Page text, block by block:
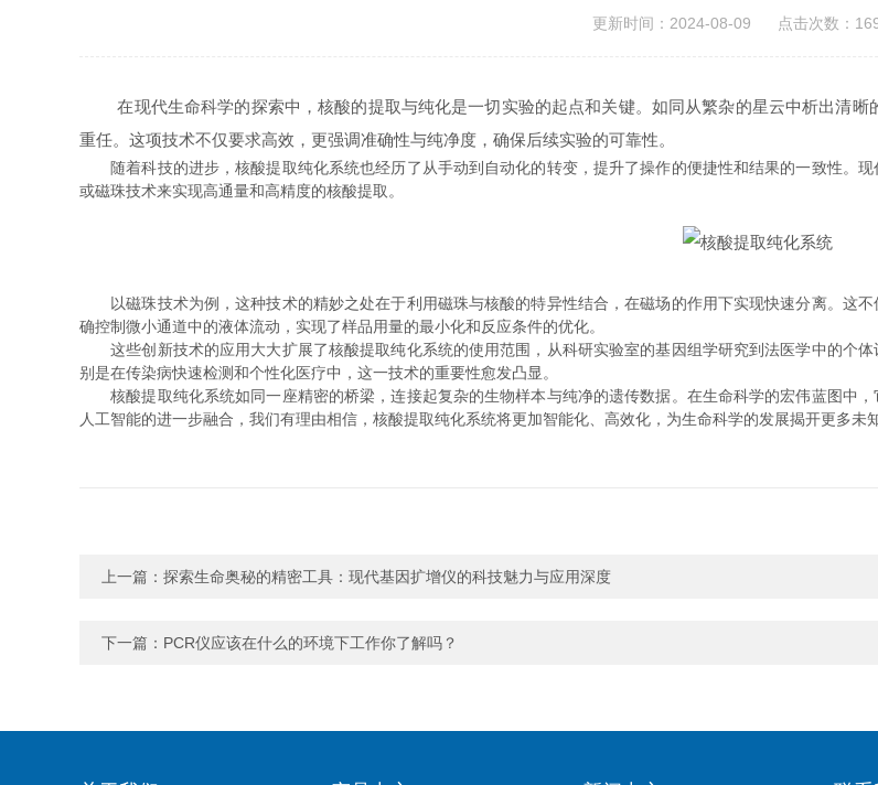
更新时间：2024-08-09 点击次数：
在现代生命科学的探索中，核酸的提取与纯化是一切实验的起点和关键。如同从繁杂的星云中析出清晰
重任。这项技术不仅要求高效，更强调准确性与纯净度，确保后续实验的可靠性。
随着科技的进步，核酸提取纯化系统也经历了从手动到自动化的转变，提升了操作的便捷性和结果的一致性。现
或磁珠技术来实现高通量和高精度的核酸提取。
以磁珠技术为例，这种技术的精妙之处在于利用磁珠与核酸的特异性结合，在磁场的作用下实现快速分离。这
确控制微小通道中的液体流动，实现了样品用量的最小化和反应条件的优化。
这些创新技术的应用大大扩展了核酸提取纯化系统的使用范围，从科研实验室的基因组学研究到法医学中的个
别是在传染病快速检测和个性化医疗中，这一技术的重要性愈发凸显。
核酸提取纯化系统如同一座精密的桥梁，连接起复杂的生物样本与纯净的遗传数据。在生命科学的宏伟蓝图中
人工智能的进一步融合，我们有理由相信，核酸提取纯化系统将更加智能化、高效化，为生命科学的发展揭开更多未
上一篇： 探索生命奥秘的精密工具：现代基因扩增仪的科技魅力与应用深度
下一篇： PCR仪应该在什么的环境下工作你了解吗？